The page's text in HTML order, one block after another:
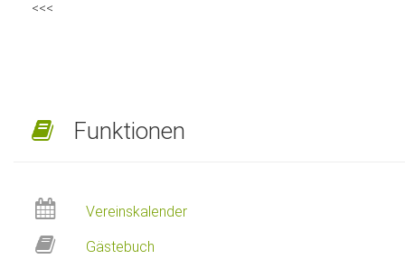
<<<
Funktionen
Vereinskalender
Gästebuch